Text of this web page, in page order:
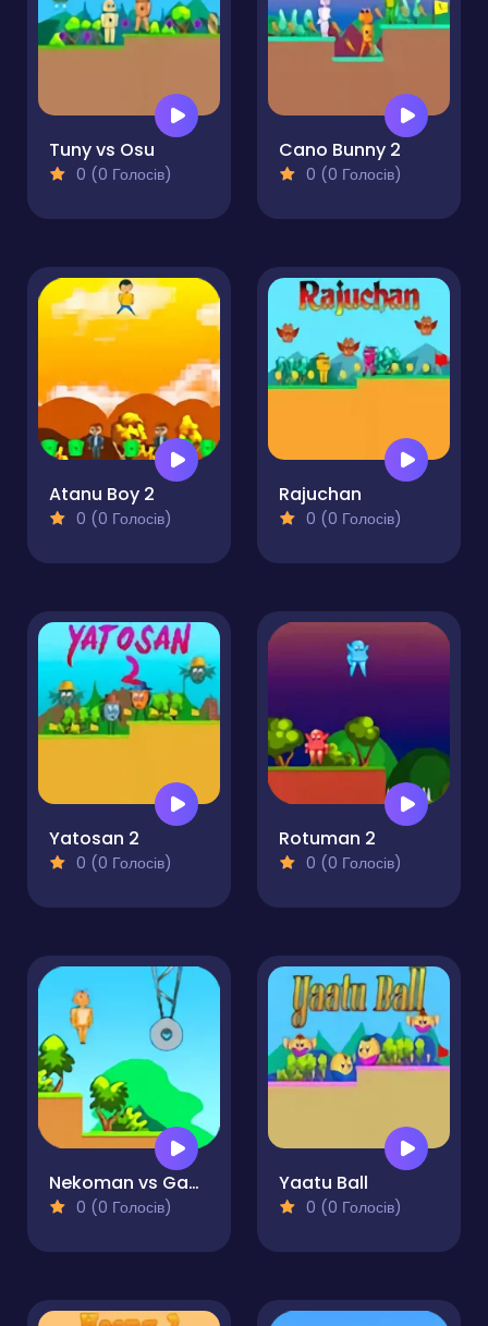
Tuny vs Osu
0 (0 Голосів)
Cano Bunny 2
0 (0 Голосів)
Atanu Boy 2
0 (0 Голосів)
Rajuchan
0 (0 Голосів)
Yatosan 2
0 (0 Голосів)
Rotuman 2
0 (0 Голосів)
Nekoman vs Gangster
0 (0 Голосів)
Yaatu Ball
0 (0 Голосів)